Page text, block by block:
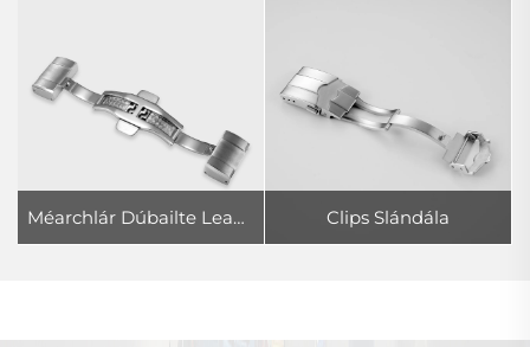
Méarchlár Dúbailte Leapatóige Piana Clips Slándála